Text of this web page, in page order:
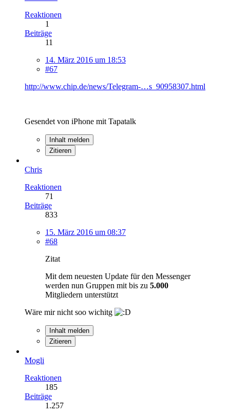
Reaktionen
1
Beiträge
11
14. März 2016 um 18:53
#67
http://www.chip.de/news/Telegram-…s_90958307.html
Gesendet von iPhone mit Tapatalk
Inhalt melden
Zitieren
Chris
Reaktionen
71
Beiträge
833
15. März 2016 um 08:37
#68
Zitat
Mit dem neuesten Update für den Messenger
werden nun Gruppen mit bis zu 5.000
Mitgliedern unterstützt
Wäre mir nicht soo wichitg
Inhalt melden
Zitieren
Mogli
Reaktionen
185
Beiträge
1.257